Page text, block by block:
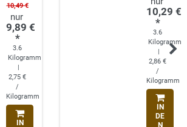
10,49 €
9,89 €
*
3.6
Kilogramm
|
2,75 €
/
Kilogramm
IN
10,29 €
*
3.6
Kilogramm
|
2,86 €
/
Kilogramm
IN
DE
N